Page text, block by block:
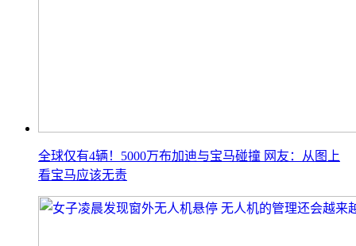
全球仅有4辆！5000万布加迪与宝马碰撞 网友：从图上
看宝马应该无责